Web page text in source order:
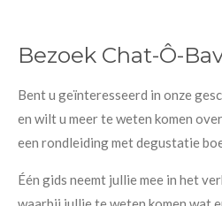
Bezoek Chat-Ô-
Bent u geïnteresseerd in onze
en wilt u meer te weten komen
een rondleiding met degustatie
Één gids neemt jullie mee in het